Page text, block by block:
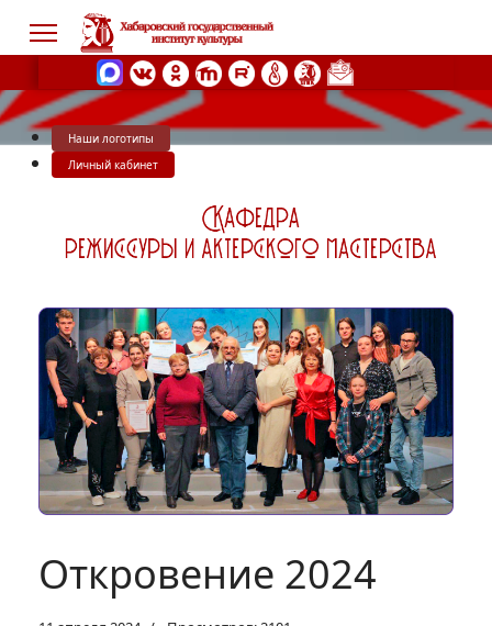
Наши логотипы
Личный кабинет
Откровение 2024